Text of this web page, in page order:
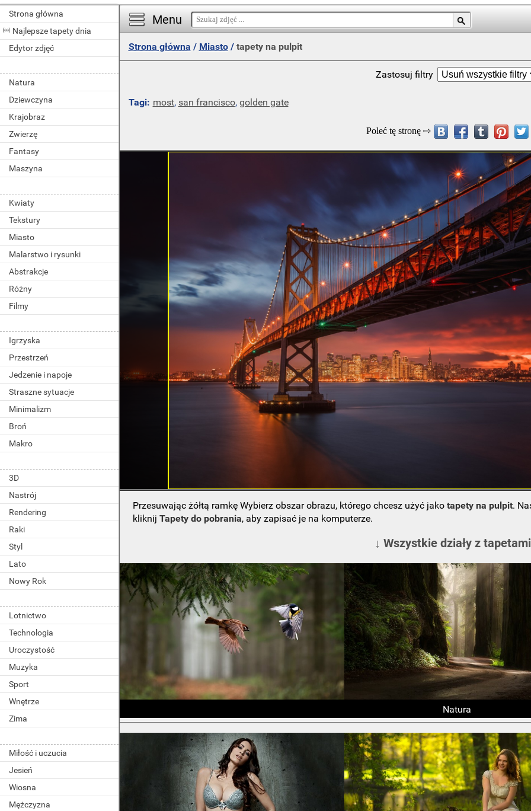
Strona główna
Najlepsze tapety dnia
Edytor zdjęć
Natura
Dziewczyna
Krajobraz
Zwierzę
Fantasy
Maszyna
Kwiaty
Tekstury
Miasto
Malarstwo i rysunki
Abstrakcje
Różny
Filmy
Igrzyska
Przestrzeń
Jedzenie i napoje
Straszne sytuacje
Minimalizm
Broń
Makro
3D
Nastrój
Rendering
Raki
Styl
Lato
Nowy Rok
Lotnictwo
Technologia
Uroczystość
Muzyka
Sport
Wnętrze
Zima
Miłość i uczucia
Jesień
Wiosna
Mężczyzna
Menu
Strona główna / Miasto/ tapety na pulpit
Zastosuj filtry
Tagi: most, san francisco, golden gate
Przesuwając żółtą ramkę Wybierz obszar obrazu, którego chcesz użyć jakotapety na pulpit.
kliknijTapety do pobrania, aby zapisać je na komputerze.
↓ Wszystkie działy z
Natura